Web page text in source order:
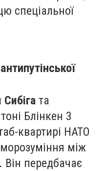
спеціальної
та
Блінкен 3
квартирі НАТО
між
передбачає